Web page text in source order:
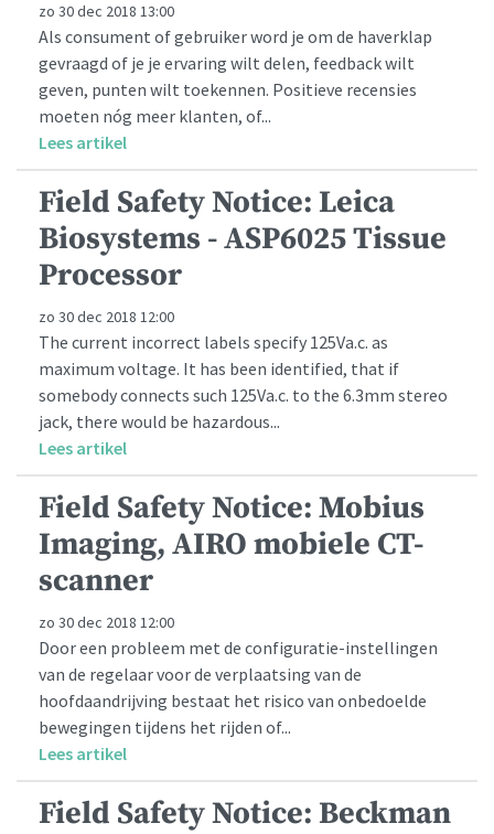
zo 30 dec 2018 13:00
Als consument of gebruiker word je om de haverklap
gevraagd of je je ervaring wilt delen, feedback wilt
geven, punten wilt toekennen. Positieve recensies
moeten nóg meer klanten, of...
Lees artikel
Field Safety Notice: Leica
Biosystems - ASP6025 Tissue
Processor
zo 30 dec 2018 12:00
The current incorrect labels specify 125Va.c. as
maximum voltage. It has been identified, that if
somebody connects such 125Va.c. to the 6.3mm stereo
jack, there would be hazardous...
Lees artikel
Field Safety Notice: Mobius
Imaging, AIRO mobiele CT-
scanner
zo 30 dec 2018 12:00
Door een probleem met de configuratie-instellingen
van de regelaar voor de verplaatsing van de
hoofdaandrijving bestaat het risico van onbedoelde
bewegingen tijdens het rijden of...
Lees artikel
Field Safety Notice: Beckman